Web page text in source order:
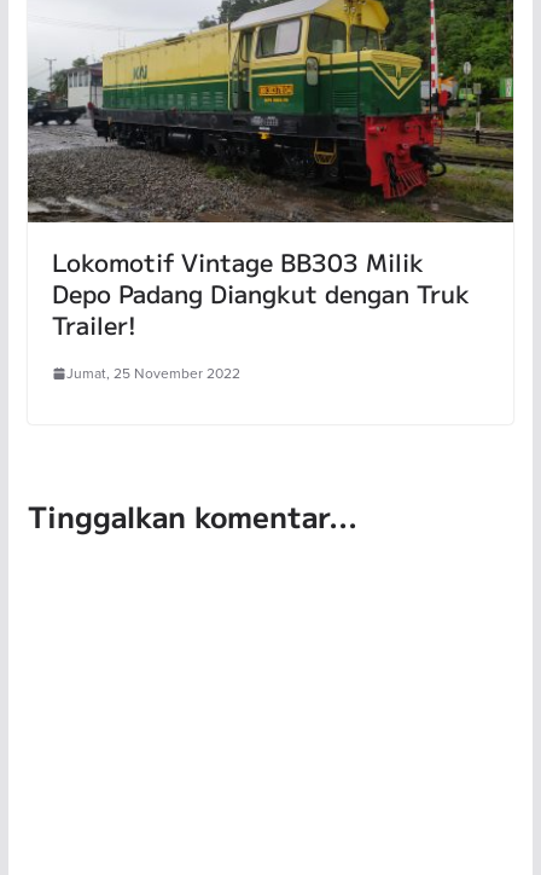
Lokomotif Vintage BB303 Milik
Depo Padang Diangkut dengan Truk
Trailer!
Jumat, 25 November 2022
Tinggalkan komentar...